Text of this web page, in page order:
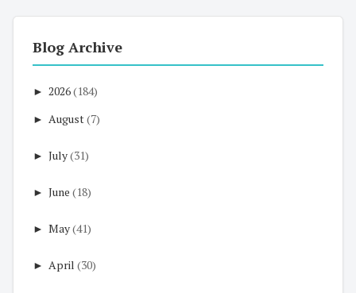
Blog Archive
► 2026(184)
► August(7)
► July(31)
► June (18)
► May(41)
► April (30)